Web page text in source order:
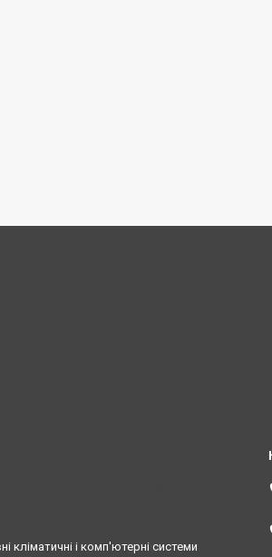
кліматичні і комп'ютерні системи